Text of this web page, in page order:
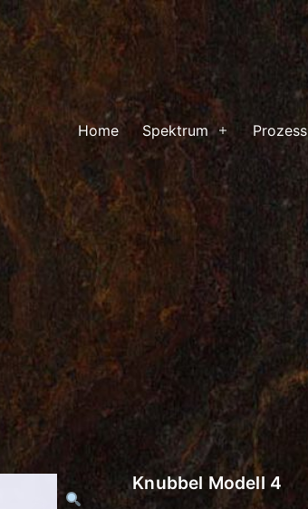
Home Spektrum
Menü
öffnen
Prozess
Knubbel Modell 4